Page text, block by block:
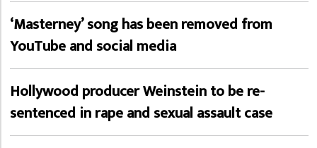
‘Masterney’ song has been removed from
YouTube and social media
Hollywood producer Weinstein to be re-
sentenced in rape and sexual assault case